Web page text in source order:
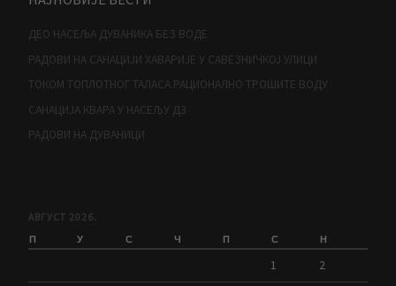
ДЕО НАСЕЉА ДУВАНИКА БЕЗ ВОДЕ
РАДОВИ НА САНАЦИЈИ ХАВАРИЈЕ У САВЕЗНИЧКОЈ УЛИЦИ
ТОКОМ ТОПЛОТНОГ ТАЛАСА РАЦИОНАЛНО ТРОШИТЕ ВОДУ
САНАЦИЈА КВАРА У НАСЕЉУ Д3
РАДОВИ НА ДУВАНИЦИ
АВГУСТ 2026.
П У С Ч П С Н
1 2